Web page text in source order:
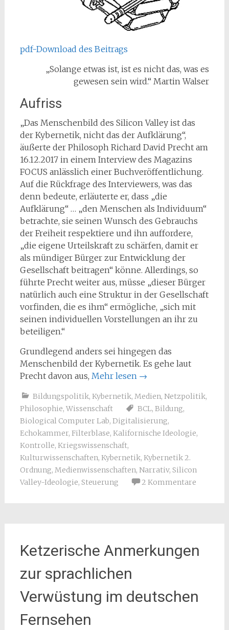
pdf-Download des Beitrags
„Solange etwas ist, ist es nicht das, was es
gewesen sein wird.“ Martin Walser
Aufriss
„Das Menschenbild des Silicon Valley ist das
der Kybernetik, nicht das der Aufklärung“,
äußerte der Philosoph Richard David Precht am
16.12.2017 in einem Interview des Magazins
FOCUS anlässlich einer Buchveröffentlichung.
Auf die Rückfrage des Interviewers, was das
denn bedeute, erläuterte er, dass „die
Aufklärung“ … „den Menschen als Individuum“
betrachte, sie seinen Wunsch des Gebrauchs
der Freiheit respektiere und ihn auffordere,
„die eigene Urteilskraft zu schärfen, damit er
als mündiger Bürger zur Entwicklung der
Gesellschaft beitragen“ könne. Allerdings, so
führte Precht weiter aus, müsse „dieser Bürger
natürlich auch eine Struktur in der Gesellschaft
vorfinden, die es ihm“ ermögliche, „sich mit
seinen individuellen Vorstellungen an ihr zu
beteiligen.“
Grundlegend anders sei hingegen das
Menschenbild der Kybernetik. Es gehe laut
Precht davon aus, Mehr lesen →
Bildungspolitik, Kybernetik, Medien, Netzpolitik,
Philosophie, Wissenschaft BCL, Bildung,
Biological Computer Lab, Digitalisierung,
Echokammer, Filterblase, Kalifornische Ideologie,
Kontrolle, Kriegswissenschaft,
Kulturwissenschaften, Kybernetik, Kybernetik 2.
Ordnung, Medienwissenschaften, Narrativ, Silicon
Valley-Ideologie, Steuerung 2 Kommentare
Ketzerische Anmerkungen
zur sprachlichen
Verwüstung im deutschen
Fernsehen